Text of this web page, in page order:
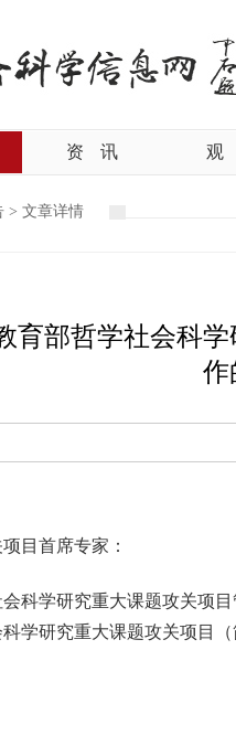
资 讯 观
> 文章详情
育部哲学社会科
作
目首席专家：
学研究重大课题攻关项目
学研究重大课题攻关项目